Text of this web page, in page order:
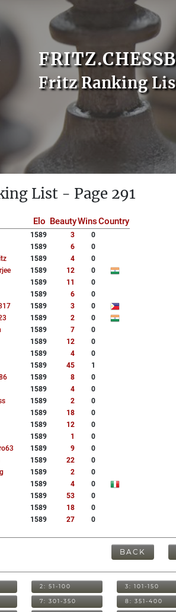
Fritz Ranking
List - Page 291
Elo BeautyWinsCountry
1589 3
0
1589 6
0
1589 4
0
1589 12
0
1589 11
0
1589 6
0
1589 3
0
1589 2
0
1589 7
0
1589 12
0
1589 4
0
1589 45
1
1589 8
0
1589 4
0
1589 2
0
1589 18
0
1589 12
0
1589 1
0
1589 9
0
1589 22
0
1589 2
0
1589 4
0
1589 53
0
1589 18
0
1589 27 0
BACK
2: 51-100 3: 101-150
7: 301-350 8: 351-400